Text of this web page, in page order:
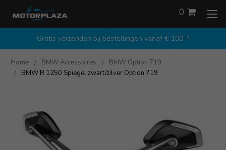
Gratis verzenden bij bestellingen vanaf € 100,-*
0
Home BMW Accessoires
BMW Option 719
BMW R 1250 Spiegel zwart/zilver Option 719